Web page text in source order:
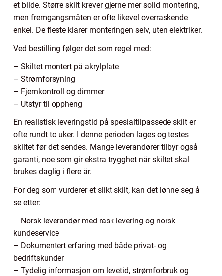
et bilde. Større skilt krever gjerne mer solid montering,
men fremgangsmåten er ofte likevel overraskende
enkel. De fleste klarer monteringen selv, uten elektriker.
Ved bestilling følger det som regel med:
– Skiltet montert på akrylplate
– Strømforsyning
– Fjernkontroll og dimmer
– Utstyr til oppheng
En realistisk leveringstid på spesialtilpassede skilt er
ofte rundt to uker. I denne perioden lages og testes
skiltet før det sendes. Mange leverandører tilbyr også
garanti, noe som gir ekstra trygghet når skiltet skal
brukes daglig i flere år.
For deg som vurderer et slikt skilt, kan det lønne seg å
se etter:
– Norsk leverandør med rask levering og norsk
kundeservice
– Dokumentert erfaring med både privat- og
bedriftskunder
– Tydelig informasjon om levetid, strømforbruk og